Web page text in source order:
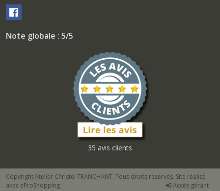
Note globale : 5/5
35 avis clients
Copyright Atelier Christel TRANCHANT. Tous droits réservés. Site réalisé
avec eProShopping Accès gérant